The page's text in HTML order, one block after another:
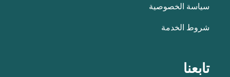
سياسة الخصوصية
شروط الخدمة
تابعنا